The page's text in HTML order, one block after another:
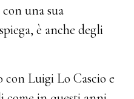
una sua
è anche degli
Luigi Lo Cascio e